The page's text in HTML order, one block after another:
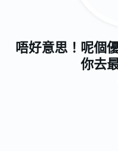
唔好意思！呢個
你去